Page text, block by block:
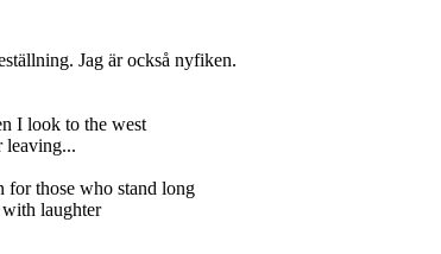
Jag är också nyfiken.
I look to the west
leaving...
those who stand long
laughter